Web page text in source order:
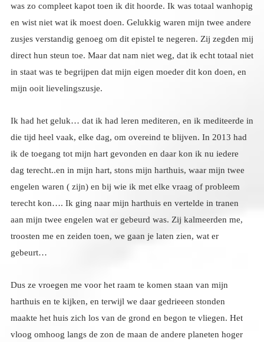
mijn ooit lievelingszusje.
Ik had het geluk… dat ik had leren mediteren, en ik mediteerde in
die tijd heel vaak, elke dag, om overeind te blijven. In 2013 had
ik de toegang tot mijn hart gevonden en daar kon ik nu iedere
dag terecht..en in mijn hart, stons mijn harthuis, waar mijn twee
engelen waren ( zijn) en bij wie ik met elke vraag of probleem
terecht kon…. Ik ging naar mijn harthuis en vertelde in tranen
aan mijn twee engelen wat er gebeurd was. Zij kalmeerden me,
troosten me en zeiden toen, we gaan je laten zien, wat er
gebeurt…
Dus ze vroegen me voor het raam te komen staan van mijn
harthuis en te kijken, en terwijl we daar gedrieeen stonden
maakte het huis zich los van de grond en begon te vliegen. Het
vloog omhoog langs de zon de maan de andere planeten hoger
en hoger, door de wolken, en toen draaide het naar een planeet
die er grijs uitzag, langzaam landde het huis op die planeet in een
stad in een straat en het huis zette zich neer alsof het er altijd had
gestaan. Ik keek verwonderd naar buiten, alles was grijs, de
huizen, de mensen, de natuur, de dieren, alles, er was geen spatje
kleur te bekennen. Mijn engelen die mij al eerder toonden dat ze
zich in elke gedaante konden vertonen, namen nu een mensen
vorm aan, en namen grijze jassen van de kapstok, een voor mij
en een voor elk van hen, die trokken we aan, en tussen hen in
gingen we naar buiten. We wandelden door de straten tot we bij
een winkel kwamen, daar gingen we naar binnen, we liepen door
de winkel en tot mijn verwondering was iedereen dara hard ruw
onvriendelijk, mensen stoten met hun winkelwagens tegen elkaar
vloekend tierend en niemand verontschuldigde zich. Toen was er
een oud vrouwtje die een blik wilde pakken waar ze niet bij kon,
hoog op een plank. Ik zag het en liep erheen en pakte het blik
voor haar. Ze keek me stomverbaasd aan. Dat doet niemand hier